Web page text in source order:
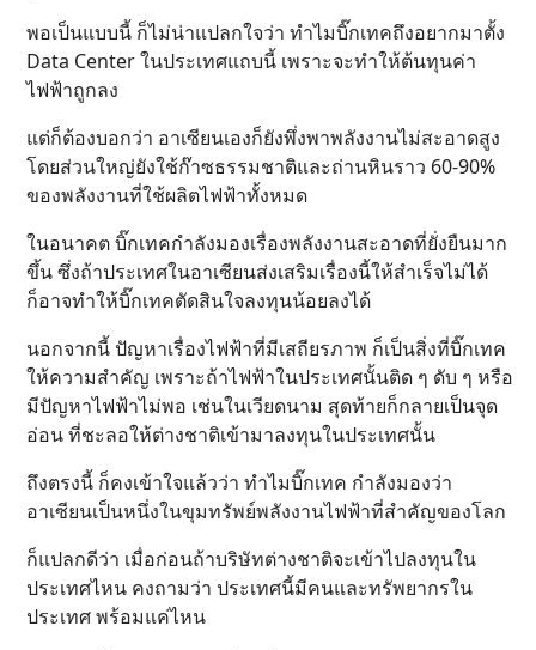
พอเป็นแบบนี้ ก็ไม่น่าแปลกใจว่า ทำไมบิ๊กเทคถึงอยากมาตั้ง
Data Center ในประเทศแถบนี้ เพราะจะทำให้ต้นทุนค่า
ไฟฟ้าถูกลง
แต่ก็ต้องบอกว่า อาเซียนเองก็ยังพึ่งพาพลังงานไม่สะอาดสูง
โดยส่วนใหญ่ยังใช้ก๊าซธรรมชาติและถ่านหินราว 60-90%
ของพลังงานที่ใช้ผลิตไฟฟ้าทั้งหมด
ในอนาคต บิ๊กเทคกำลังมองเรื่องพลังงานสะอาดที่ยั่งยืนมาก
ขึ้น ซึ่งถ้าประเทศในอาเซียนส่งเสริมเรื่องนี้ให้สำเร็จไม่ได้
ก็อาจทำให้บิ๊กเทคตัดสินใจลงทุนน้อยลงได้
นอกจากนี้ ปัญหาเรื่องไฟฟ้าที่มีเสถียรภาพ ก็เป็นสิ่งที่บิ๊กเทค
ให้ความสำคัญ เพราะถ้าไฟฟ้าในประเทศนั้นติด ๆ ดับ ๆ หรือ
มีปัญหาไฟฟ้าไม่พอ เช่นในเวียดนาม สุดท้ายก็กลายเป็นจุด
อ่อน ที่ชะลอให้ต่างชาติเข้ามาลงทุนในประเทศนั้น
ถึงตรงนี้ ก็คงเข้าใจแล้วว่า ทำไมบิ๊กเทค กำลังมองว่า
อาเซียนเป็นหนึ่งในขุมทรัพย์พลังงานไฟฟ้าที่สำคัญของโลก
ก็แปลกดีว่า เมื่อก่อนถ้าบริษัทต่างชาติจะเข้าไปลงทุนใน
ประเทศไหน คงถามว่า ประเทศนี้มีคนและทรัพยากรใน
ประเทศ พร้อมแค่ไหน